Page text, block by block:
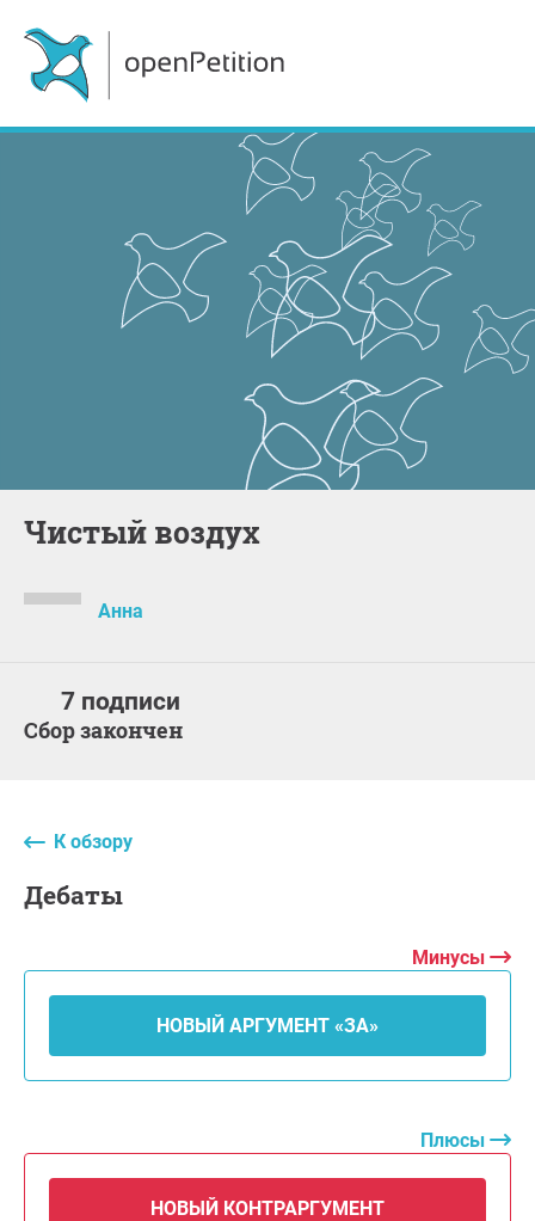
Чистый воздух
Анна
7 подписи
Сбор закончен
К обзору
дебаты
Минусы
НОВЫЙ АРГУМЕНТ «ЗА»
Плюсы
НОВЫЙ КОНТРАРГУМЕНТ